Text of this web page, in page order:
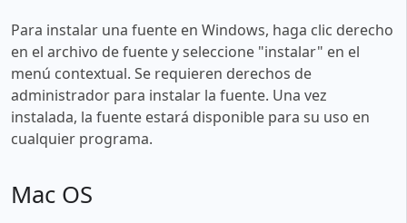
Para instalar una fuente en Windows, haga clic derecho
en el archivo de fuente y seleccione "instalar" en el
menú contextual. Se requieren derechos de
administrador para instalar la fuente. Una vez
instalada, la fuente estará disponible para su uso en
cualquier programa.
Mac OS